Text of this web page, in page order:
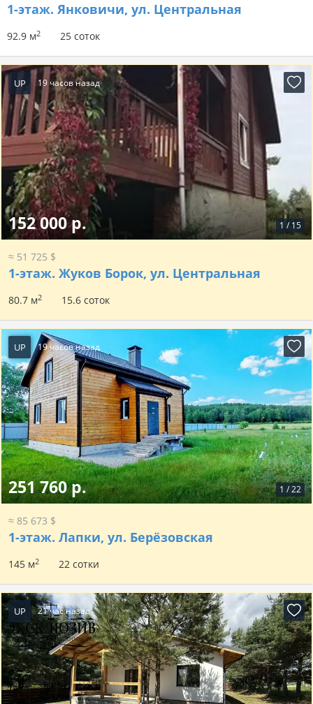
1-этаж. Янковичи, ул. Центральная
92.9 м2 25 соток
UP 19 часов назад
1 / 15
152 000 р.
≈ 51 725 $
1-этаж. Жуков Борок, ул. Центральная
80.7 м2 15.6 соток
UP 19 часов назад
1 /22
251 760 р.
≈ 85 673 $
1-этаж. Лапки, ул. Берёзовская
145 м2 22 сотки
UP 21 час назад